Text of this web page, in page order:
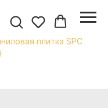
плитка SPC